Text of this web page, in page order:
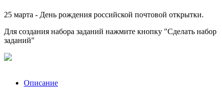
25 марта - День рождения российской почтовой открытки.
Для создания набора заданий нажмите кнопку "Сделать набор
заданий"
Описание